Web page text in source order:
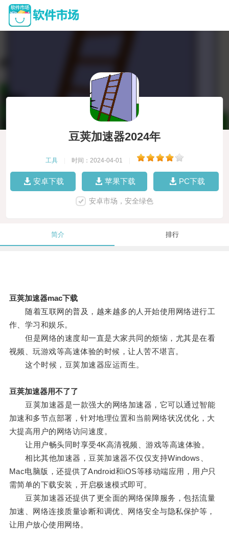
豆荚加速器2024年
工具 时间：2024-04-01
安卓下载 苹果下载 PC下载
安卓市场，安全绿色
简介 排行
豆荚加速器mac下载
随着互联网的普及，越来越多的人开始使用网络进行工
作、学习和娱乐。
但是网络的速度却一直是大家共同的烦恼，尤其是在看
视频、玩游戏等高速体验的时候，让人苦不堪言。
这个时候，豆荚加速器应运而生。
豆荚加速器用不了了
豆荚加速器是一款强大的网络加速器，它可以通过智能
加速和多节点部署，针对地理位置和当前网络状况优化，大
大提高用户的网络访问速度。
让用户畅头同时享受4K高清视频、游戏等高速体验。
相比其他加速器，豆荚加速器不仅仅支持Windows、
Mac电脑版，还提供了Android和iOS等移动端应用，用户只
需简单的下载安装，开启极速模式即可。
豆荚加速器还提供了更全面的网络保障服务，包括流量
加速、网络连接质量诊断和调优、网络安全与隐私保护等，
让用户放心使用网络。